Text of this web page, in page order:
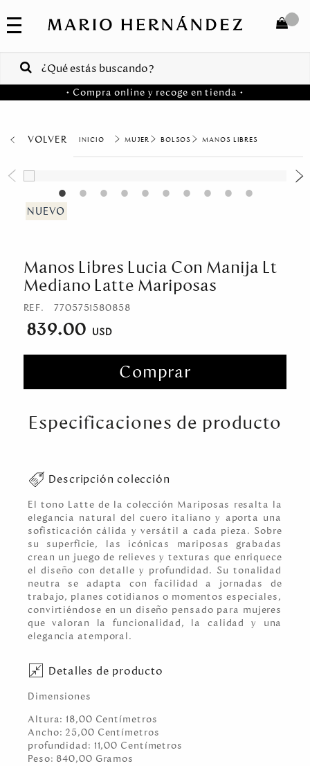
COLECCIONES
VENTAS
CORPORATIVAS
Venezuela
COMPRAR
• Compra online y recoge en tienda •
VOLVER MUJER BOLSOS MANOS LIBRES
Manos Libres Lucia Con Manija Lt
Mediano Latte Mariposas
REF. 7705751580858
839.00
Comprar
Especificaciones de producto
Descripción colección
El tono Latte de la colección Mariposas resalta la
elegancia natural del cuero italiano y aporta una
sofisticación cálida y versátil a cada pieza. Sobre
su superficie, las icónicas mariposas grabadas
crean un juego de relieves y texturas que enriquece
el diseño con detalle y profundidad. Su tonalidad
neutra se adapta con facilidad a jornadas de
trabajo, planes cotidianos o momentos especiales,
convirtiéndose en un diseño pensado para mujeres
que valoran la funcionalidad, la calidad y una
elegancia atemporal.
Detalles de producto
Dimensiones
Altura: 18,00 Centímetros
Ancho: 25,00 Centímetros
profundidad: 11,00 Centímetros
Peso: 840,00 Gramos